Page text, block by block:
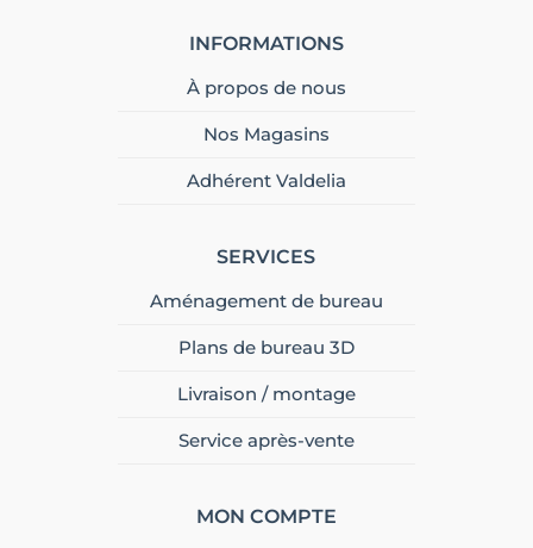
INFORMATIONS
À propos de nous
Nos Magasins
Adhérent Valdelia
SERVICES
Aménagement de bureau
Plans de bureau 3D
Livraison / montage
Service après-vente
MON COMPTE